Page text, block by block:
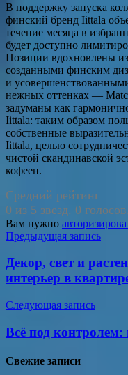
В поддержку запуска
финский бренд Iittala
течение месяца в
будет доступно
Позиции вдохновлены
созданными финским
и
нежных оттенках —
задуманы как
Iittala: таким образом
собственные
Iittala, целью
чистой скандинавской
кофеен.
Средний рейтинг
0 из 5 звезд. 0 голосов.
Вам нужно
Навигация
по
записям
Предыдущая запись
Декор, свет и
интерьер в
Следующая запись
Всё под
Свежие записи